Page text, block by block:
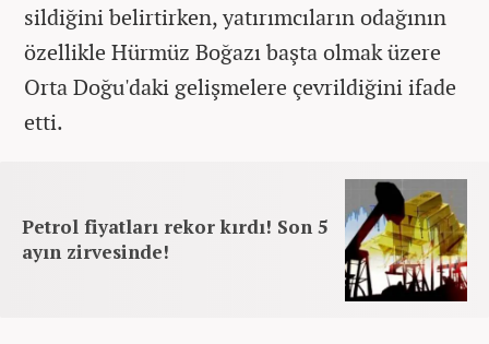
sildiğini belirtirken, yatırımcıların odağının
özellikle Hürmüz Boğazı başta olmak üzere
Orta Doğu'daki gelişmelere çevrildiğini ifade
etti.
Petrol fiyatları rekor kırdı! Son 5
ayın zirvesinde!